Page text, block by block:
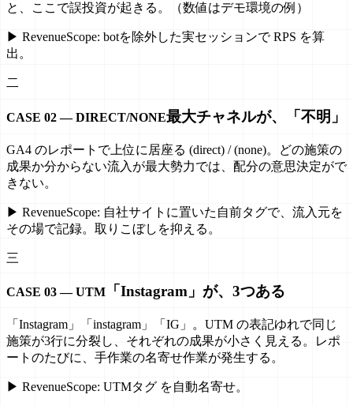
と、ここで誤投資が起きる。（数値はデモ環境の例）
▶ RevenueScope: botを除外した実セッションで RPS を算
出。
二
CASE 02 — DIRECT/NONE最大チャネルが、「不明」
GA4 のレポートで上位に居座る (direct) / (none)。どの施策の
成果か分からない流入が最大勢力では、配分の意思決定がで
きない。
▶ RevenueScope: 自社サイトに置いた自前タグで、流入元を
その場で記録。取りこぼしを抑える。
三
CASE 03 — UTM 「Instagram」が、3つある
「Instagram」「instagram」「IG」。UTM の表記ゆれで同じ
施策が3行に分裂し、それぞれの成果が小さく見える。レポ
ートのたびに、手作業の名寄せ作業が発生する。
▶ RevenueScope: UTMタグ を自動名寄せ。